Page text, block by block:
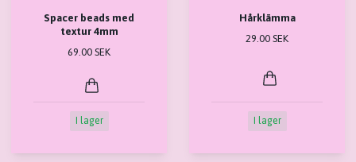
Spacer beads med
textur 4mm
69.00 SEK
I lager
Hårklämma
29.00 SEK
I lager